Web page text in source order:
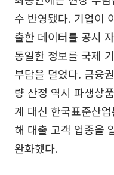
수 반영됐다. 기업이
출한 데이터를 공시
동일한 정보를 국제
부담을 덜었다. 금융
량 산정 역시 파생상
계 대신 한국표준산
해 대출 고객 업종을
완화했다.